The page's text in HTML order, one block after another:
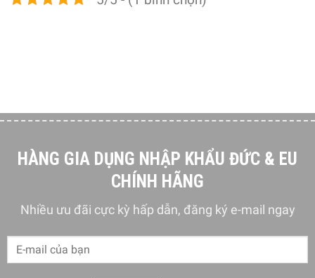
Móc áo choàng
HÀNG GIA DỤNG NHẬP KHẨU ĐỨC & EU
CHÍNH HÃNG
Nhiều ưu đãi cực kỳ hấp dẫn, đăng ký e-mail ngay